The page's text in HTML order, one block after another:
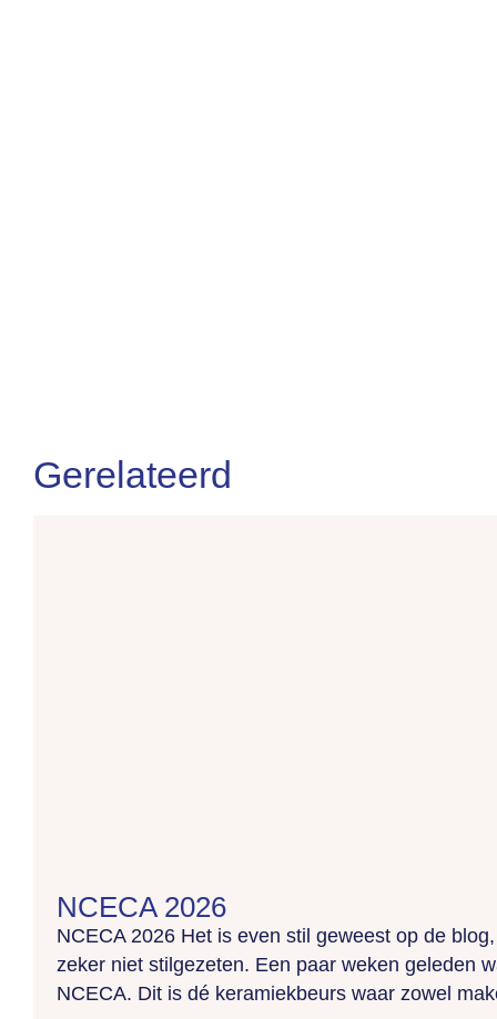
Gerelateerd
NCECA 2026
NCECA 2026 Het is even stil geweest op de
zeker niet stilgezeten. Een paar weken geleden
NCECA. Dit is dé keramiekbeurs waar zowel